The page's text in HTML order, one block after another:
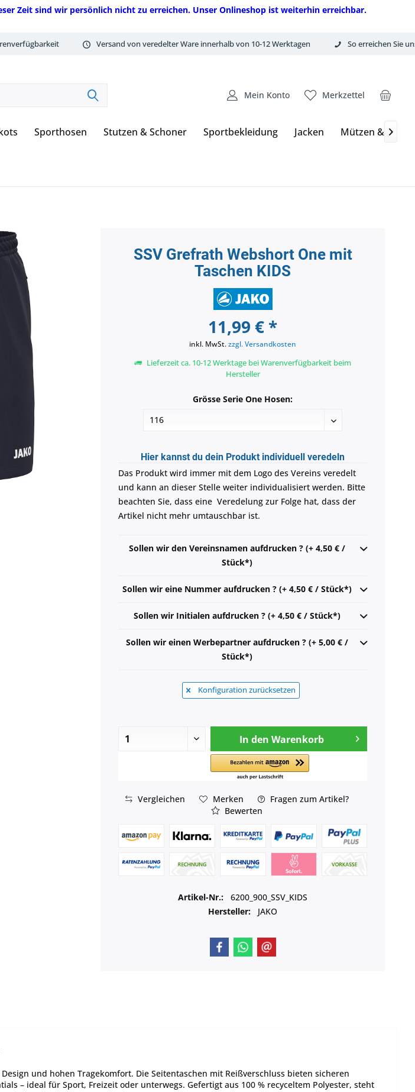
Zeit sind wir persönlich nicht zu erreichen. Unser Onlineshop ist weiterhin erreichbar.
Versand von veredelter Ware innerhalb von 10-12 Werktagen So erreichen Sie
Merkzettel
Mein Konto
Sporthosen Stutzen & Schoner Sportbekleidung Jacken Mützen & 
SSV Grefrath Webshort One mit
Taschen KIDS
11,99 € *
inkl. MwSt.zzgl. Versandkosten
Lieferzeit ca. 10-12 Werktage bei Warenverfügbarkeit beim
Hersteller
Grösse Serie One Hosen:
Hier kannst du dein Produkt individuell veredeln
Das Produkt wird immer mit dem Logo des Vereins veredelt
und kann an dieser Stelle weiter individualisiert werden. Bitte
beachten Sie, dass eine Veredelung zur Folge hat, dass der
Artikel nicht mehr umtauschbar ist.
Sollen wir den Vereinsnamen aufdrucken ? (+ 4,50 € /
Stück*)
Sollen wir eine Nummer aufdrucken ? (+ 4,50 € / Stück*)
Sollen wir Initialen aufdrucken ? (+ 4,50 € / Stück*)
Sollen wir einen Werbepartner aufdrucken ? (+ 5,00 € /
Stück*)
Konfiguration zurücksetzen
In den Warenkorb
Vergleichen Merken
Fragen zum Artikel?
Bewerten
Artikel-Nr.:
6200_900_SSV_KIDS
Hersteller:
JAKO
und hohen Tragekomfort. Die Seitentaschen mit Reißverschluss bieten sicheren
– ideal für Sport, Freizeit oder unterwegs. Gefertigt aus 100 % recyceltem Polyester, steht